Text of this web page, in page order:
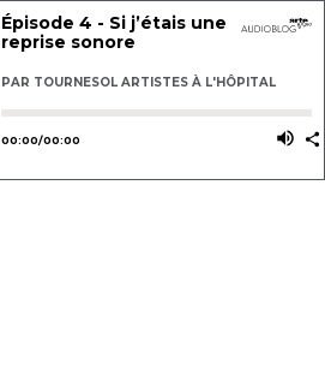
Épisode 4 - Si j’étais une
reprise sonore
PAR TOURNESOL ARTISTES À L'HÔPITAL
Utilisez les flèches gauche ou
00:00/00:00